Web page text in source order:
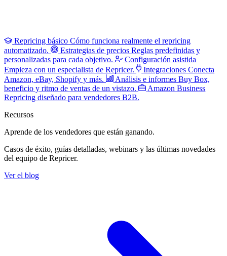
Repricing básico Cómo funciona realmente el repricing
automatizado.
Estrategias de precios Reglas predefinidas y
personalizadas para cada objetivo.
Configuración asistida
Empieza con un especialista de Repricer.
Integraciones Conecta
Amazon, eBay, Shopify y más.
Análisis e informes Buy Box,
beneficio y ritmo de ventas de un vistazo.
Amazon Business
Repricing diseñado para vendedores B2B.
Recursos
Aprende de los vendedores que están ganando.
Casos de éxito, guías detalladas, webinars y las últimas novedades
del equipo de Repricer.
Ver el blog